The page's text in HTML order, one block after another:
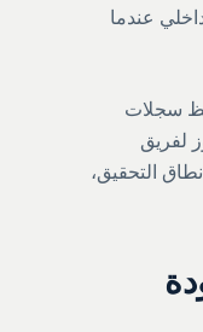
عندما
سجلات
لفريق
التحقيق،